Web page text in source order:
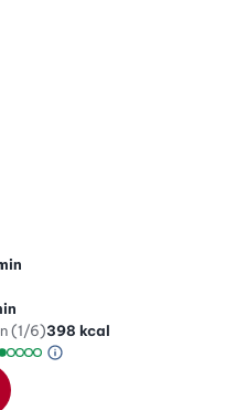
(1/6)398 kcal
de compatibilité
Information sur